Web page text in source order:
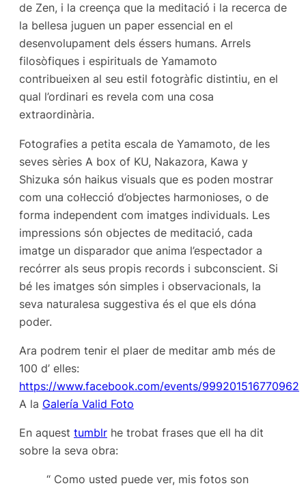
de Zen, i la creença que la meditació i la recerca de
la bellesa juguen un paper essencial en el
desenvolupament dels éssers humans. Arrels
filosòfiques i espirituals de Yamamoto
contribueixen al seu estil fotogràfic distintiu, en el
qual l’ordinari es revela com una cosa
extraordinària.
Fotografies a petita escala de Yamamoto, de les
seves sèries A box of KU, Nakazora, Kawa y
Shizuka són haikus visuals que es poden mostrar
com una col·lecció d’objectes harmonioses, o de
forma independent com imatges individuals. Les
impressions són objectes de meditació, cada
imatge un disparador que anima l’espectador a
recórrer als seus propis records i subconscient. Si
bé les imatges són simples i observacionals, la
seva naturalesa suggestiva és el que els dóna
poder.
Ara podrem tenir el plaer de meditar amb més de
100 d’ elles:
https://www.facebook.com/events/999201516770962
A la Galería Valid Foto
En aquest tumblr he trobat frases que ell ha dit
sobre la seva obra:
“ Como usted puede ver, mis fotos son